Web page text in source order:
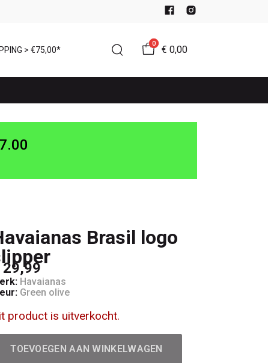
> €75,00*
0
€ 0,00
Brasil logo
29,99
Havaianas
Green olive
product is uitverkocht.
TOEVOEGEN AAN WINKELWAGEN